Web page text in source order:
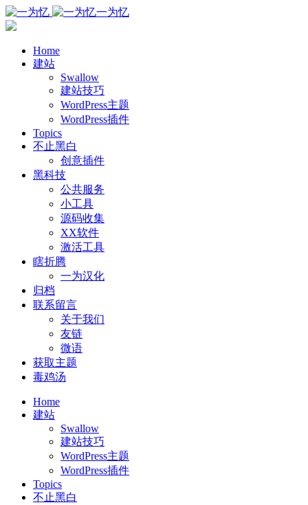
一为忆
Home
建站
Swallow
建站技巧
WordPress主题
WordPress插件
Topics
不止黑白
创意插件
黑科技
公共服务
小工具
源码收集
XX软件
激活工具
瞎折腾
一为汉化
归档
联系留言
关于我们
友链
微语
获取主题
毒鸡汤
Home
建站
Swallow
建站技巧
WordPress主题
WordPress插件
Topics
不止黑白